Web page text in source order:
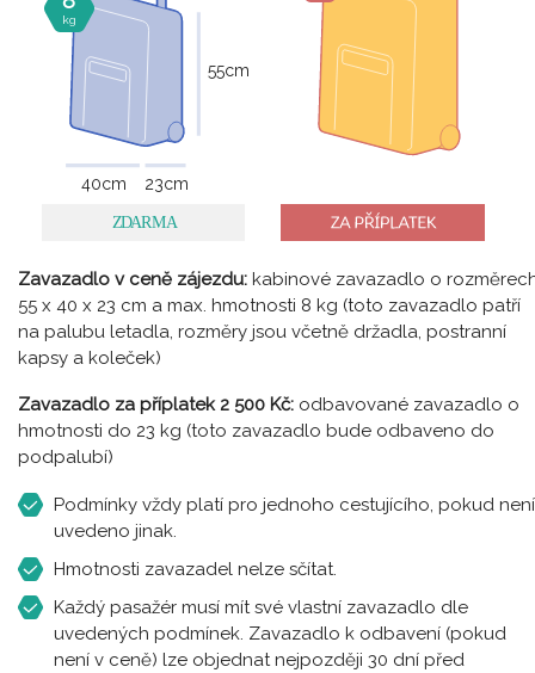
kg
55cm
40cm 23cm
Zavazadlo v ceně zájezdu: kabinové zavazadlo o
55 x 40 x 23 cm a max. hmotnosti 8 kg (toto zavazadlo patří
na palubu letadla, rozměry jsou včetně držadla, postranní
kapsy a koleček)
Zavazadlo za příplatek 2 500 Kč: odbavované zavazadlo o
hmotnosti do 23 kg (toto zavazadlo bude odbaveno do
podpalubí)
Podmínky vždy platí pro jednoho cestujícího, pokud není
uvedeno jinak.
Hmotnosti zavazadel nelze sčítat.
Každý pasažér musí mít své vlastní zavazadlo dle
uvedených podmínek. Zavazadlo k odbavení (pokud
není v ceně) lze objednat nejpozději 30 dní před